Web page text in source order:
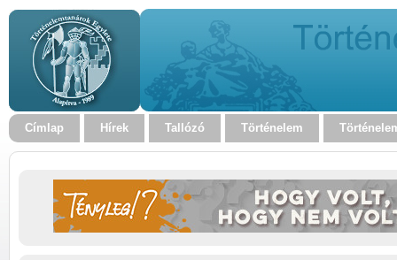
Címlap Hírek Tallózó Történelem